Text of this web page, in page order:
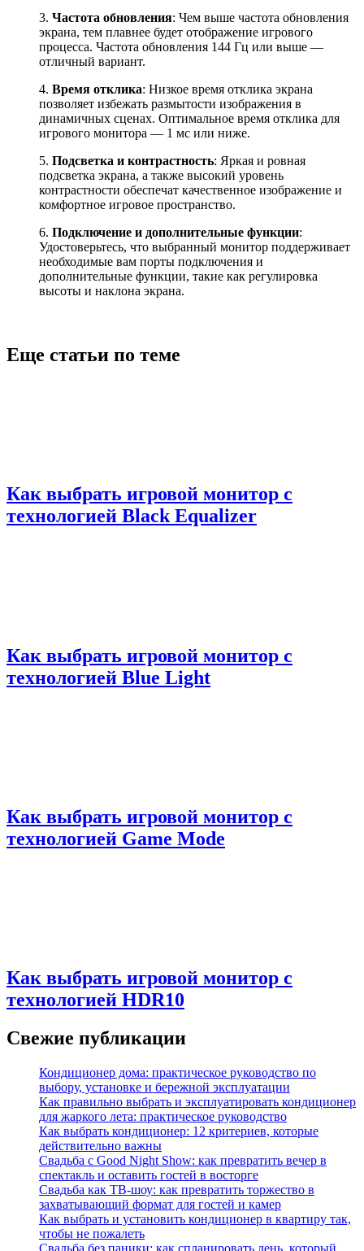
3. Частота обновления: Чем выше частота обновления
экрана, тем плавнее будет отображение игрового
процесса. Частота обновления 144 Гц или выше —
отличный вариант.
4. Время отклика: Низкое время отклика экрана
позволяет избежать размытости изображения в
динамичных сценах. Оптимальное время отклика для
игрового монитора — 1 мс или ниже.
5. Подсветка и контрастность: Яркая и ровная
подсветка экрана, а также высокий уровень
контрастности обеспечат качественное изображение и
комфортное игровое пространство.
6. Подключение и дополнительные функции:
Удостоверьтесь, что выбранный монитор поддерживает
необходимые вам порты подключения и
дополнительные функции, такие как регулировка
высоты и наклона экрана.
Еще статьи по теме
Как выбрать игровой монитор с
технологией Black Equalizer
Как выбрать игровой монитор с
технологией Blue Light
Как выбрать игровой монитор с
технологией Game Mode
Как выбрать игровой монитор с
технологией HDR10
Свежие публикации
Кондиционер дома: практическое руководство по
выбору, установке и бережной эксплуатации
Как правильно выбрать и эксплуатировать кондиционер
для жаркого лета: практическое руководство
Как выбрать кондиционер: 12 критериев, которые
действительно важны
Свадьба с Good Night Show: как превратить вечер в
спектакль и оставить гостей в восторге
Свадьба как ТВ‑шоу: как превратить торжество в
захватывающий формат для гостей и камер
Как выбрать и установить кондиционер в квартиру так,
чтобы не пожалеть
Свадьба без паники: как спланировать день, который